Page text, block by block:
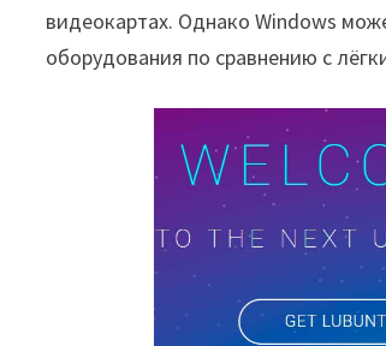
видеокартах. Однако Windows
оборудования по сравнению с